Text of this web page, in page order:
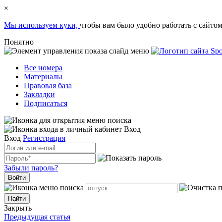
×
Мы используем куки, чтобы вам было удобно работать с
Понятно
Все номера
Материалы
Правовая база
Закладки
Подписаться
Вход
Вход Регистрация
Забыли пароль?
Войти
Закрыть
Предыдущая статья